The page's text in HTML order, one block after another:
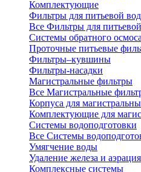
Комплектующие
Фильтры для питьевой
Все Фильтры для
Системы обратного осмоса
Проточные питьевые
Фильтры–кувшины
Фильтры-насадки
Магистральные фильтры
Все Магистральные
Корпуса для
Комплектующие для
Системы водоподготовки
Все Системы
Умягчение воды
Удаление железа и аэрация
Комплексные системы